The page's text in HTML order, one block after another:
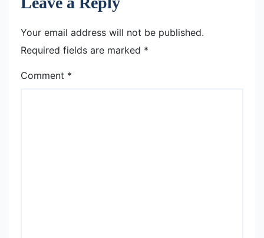
Your email address will not be published.
Required fields are marked *
Comment *